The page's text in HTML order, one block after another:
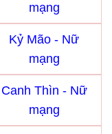
mạng
Kỷ Mão - Nữ
mạng
Canh Thìn - Nữ
mạng